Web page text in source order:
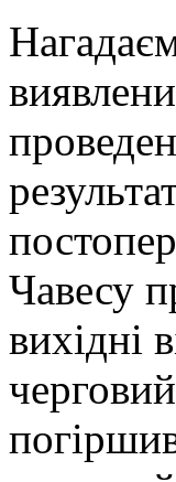
Чавесу
вихідні